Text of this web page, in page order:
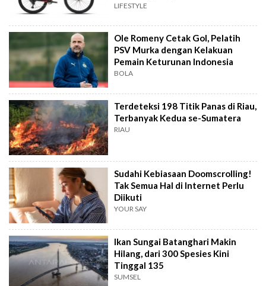
LIFESTYLE
Ole Romeny Cetak Gol, Pelatih
PSV Murka dengan Kelakuan
Pemain Keturunan Indonesia
BOLA
Terdeteksi 198 Titik Panas di Riau,
Terbanyak Kedua se-Sumatera
RIAU
Sudahi Kebiasaan Doomscrolling!
Tak Semua Hal di Internet Perlu
Diikuti
YOUR SAY
Ikan Sungai Batanghari Makin
Hilang, dari 300 Spesies Kini
Tinggal 135
SUMSEL